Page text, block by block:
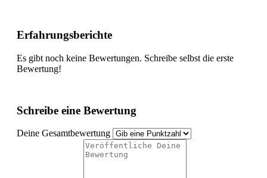
Erfahrungsberichte
Es gibt noch keine Bewertungen. Schreibe selbst die erste
Bewertung!
Schreibe eine Bewertung
Deine Gesamtbewertung